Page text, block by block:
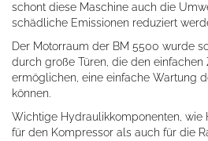
schont diese Maschine auch die
schädliche Emissionen reduziert
Der Motorraum der BM 5500 wurde
durch große Türen, die den
ermöglichen, eine einfache Wartung
können.
Wichtige Hydraulikkomponenten, wie
für den Kompressor als auch für die